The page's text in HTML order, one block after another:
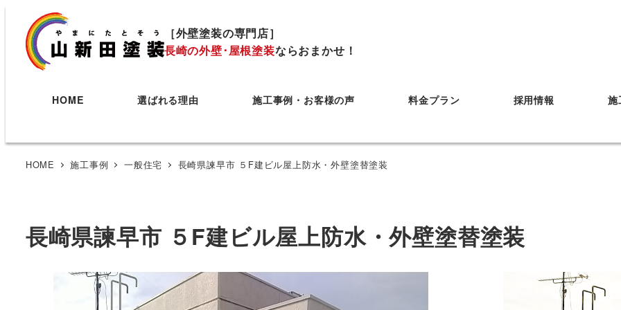
［外壁塗装の専門店］
長崎の外壁･屋根塗装ならおまかせ！
HOME 選ばれる理由 施工事例・お客様の声 料金プラン 採用情報 施
HOME 施工事例 一般住宅 長崎県諫早市 ５F建ビル屋上防水・外壁塗替塗装
長崎県諫早市 ５F建ビル屋上防水・外壁塗替塗装